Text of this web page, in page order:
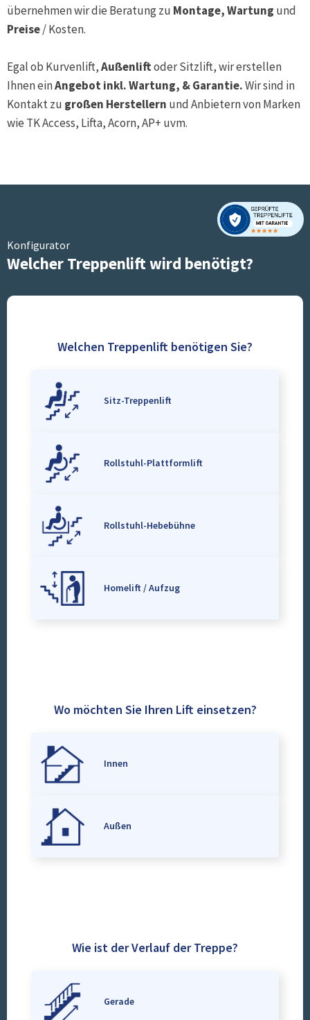
übernehmen wir die Beratung zu Montage, Wartung und
Preise/ Kosten.
Egal ob Kurvenlift,Außenliftoder Sitzlift, wir erstellen
Ihnen einAngebot inkl. Wartung, & Garantie.Wir sind in
Kontakt zu großen Herstellern und Anbietern von Marken
wie TK Access, Lifta, Acorn, AP+ uvm.
Konfigurator
Welcher Treppenlift wird benötigt?
Welchen Treppenlift benötigen Sie?
Sitz-Treppenlift
Rollstuhl-Plattformlift
Rollstuhl-Hebebühne
Homelift / Aufzug
Wo möchten Sie Ihren Lift einsetzen?
Innen
Außen
Wie ist der Verlauf der Treppe?
Gerade